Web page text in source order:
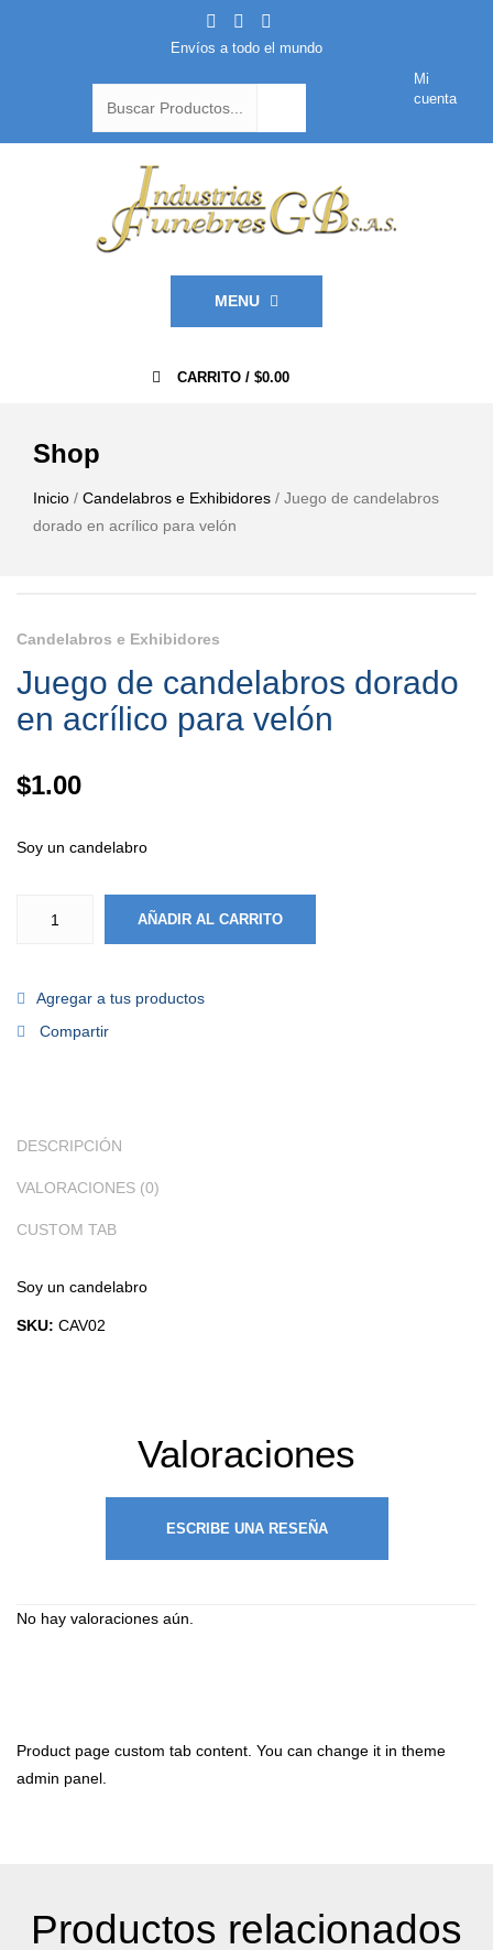
Envíos a todo el mundo
Mi
cuenta
MENU
CARRITO / $0.00
Shop
Inicio / Candelabros e Exhibidores / Juego de candelabros
dorado en acrílico para velón
Candelabros e Exhibidores
Juego de candelabros dorado
en acrílico para velón
$1.00
Soy un candelabro
AÑADIR AL CARRITO
Agregar a tus productos
Compartir
DESCRIPCIÓN
VALORACIONES (0)
CUSTOM TAB
Soy un candelabro
SKU: CAV02
Valoraciones
ESCRIBE UNA RESEÑA
No hay valoraciones aún.
Product page custom tab content. You can change it in theme
admin panel.
Productos relacionados